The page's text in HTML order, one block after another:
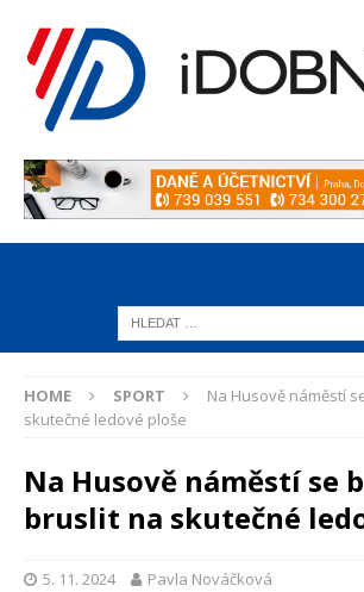
HOME SPORT
Na Husově náměstí
skutečné ledové ploše
Na Husově náměstí se
bruslit na skutečné
5. 11. 2024 Pavla Nováčková